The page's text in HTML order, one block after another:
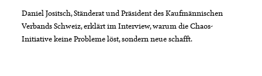
Daniel Jositsch, Ständerat und Präsident des Kaufmännischen
Verbands Schweiz, erklärt im Interview, warum die Chaos-
Initiative keine Probleme löst, sondern neue schafft.